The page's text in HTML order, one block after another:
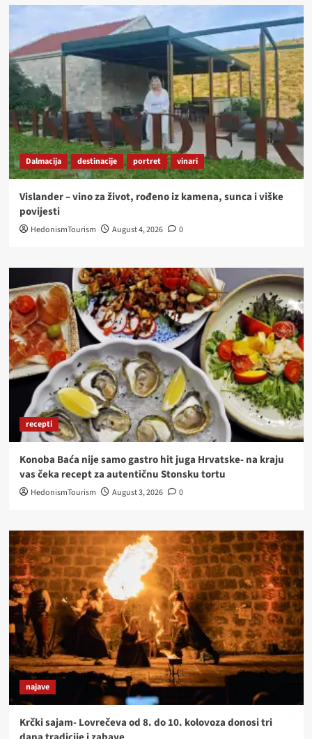
Dalmacija destinacije portret vinari
Vislander – vino za život, rođeno iz kamena, sunca i viške
povijesti
HedonismTourism August 4, 2026 0
recepti
Konoba Baća nije samo gastro hit juga Hrvatske- na kraju
vas čeka recept za autentičnu Stonsku tortu
HedonismTourism August 3, 2026 0
najave
Krčki sajam- Lovrečeva od 8. do 10. kolovoza donosi tri